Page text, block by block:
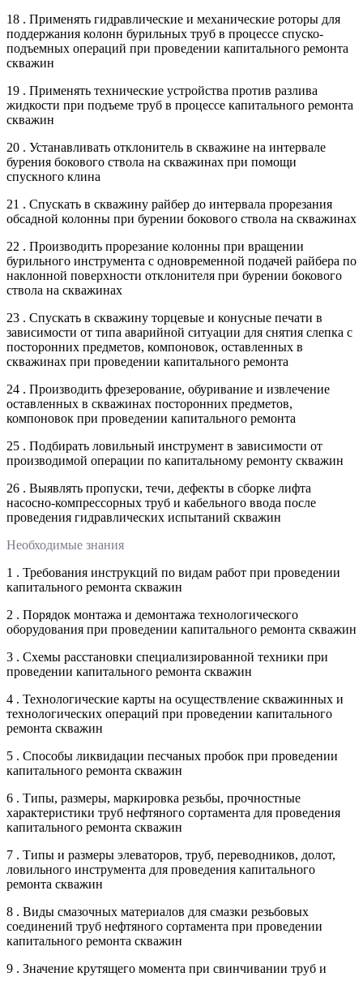
18 . Применять гидравлические и механические роторы для
поддержания колонн бурильных труб в процессе спуско-
подъемных операций при проведении капитального ремонта
скважин
19 . Применять технические устройства против разлива
жидкости при подъеме труб в процессе капитального ремонта
скважин
20 . Устанавливать отклонитель в скважине на интервале
бурения бокового ствола на скважинах при помощи
спускного клина
21 . Спускать в скважину райбер до интервала прорезания
обсадной колонны при бурении бокового ствола на скважинах
22 . Производить прорезание колонны при вращении
бурильного инструмента с одновременной подачей райбера по
наклонной поверхности отклонителя при бурении бокового
ствола на скважинах
23 . Спускать в скважину торцевые и конусные печати в
зависимости от типа аварийной ситуации для снятия слепка с
посторонних предметов, компоновок, оставленных в
скважинах при проведении капитального ремонта
24 . Производить фрезерование, обуривание и извлечение
оставленных в скважинах посторонних предметов,
компоновок при проведении капитального ремонта
25 . Подбирать ловильный инструмент в зависимости от
производимой операции по капитальному ремонту скважин
26 . Выявлять пропуски, течи, дефекты в сборке лифта
насосно-компрессорных труб и кабельного ввода после
проведения гидравлических испытаний скважин
Необходимые знания
1 . Требования инструкций по видам работ при проведении
капитального ремонта скважин
2 . Порядок монтажа и демонтажа технологического
оборудования при проведении капитального ремонта скважин
3 . Схемы расстановки специализированной техники при
проведении капитального ремонта скважин
4 . Технологические карты на осуществление скважинных и
технологических операций при проведении капитального
ремонта скважин
5 . Способы ликвидации песчаных пробок при проведении
капитального ремонта скважин
6 . Типы, размеры, маркировка резьбы, прочностные
характеристики труб нефтяного сортамента для проведения
капитального ремонта скважин
7 . Типы и размеры элеваторов, труб, переводников, долот,
ловильного инструмента для проведения капитального
ремонта скважин
8 . Виды смазочных материалов для смазки резьбовых
соединений труб нефтяного сортамента при проведении
капитального ремонта скважин
9 . Значение крутящего момента при свинчивании труб и